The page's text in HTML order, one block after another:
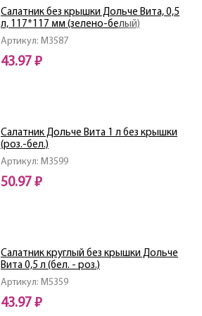
Артикул: M3587
Салатник без крышки Дольче Вита, 0,5
л, 117*117 мм (зелено-белый)
43.97 ₽
Артикул: M3599
Салатник Дольче Вита 1 л без крышки
(роз.-бел.)
50.97 ₽
Артикул: M5359
Салатник круглый без крышки Дольче
Вита 0,5 л (бел. - роз.)
43.97 ₽